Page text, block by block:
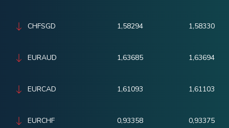
CHFSGD 1,58294 1,58330
EURAUD 1,63685 1,63694
EURCAD 1,61093 1,61103
EURCHF 0,93358 0,93375